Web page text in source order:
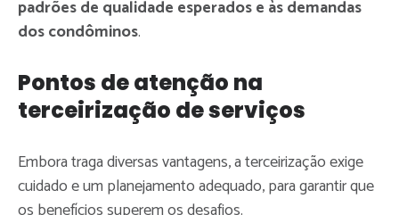
padrões de qualidade esperados e às demandas
dos condôminos.
Pontos de atenção na
terceirização de serviços
Embora traga diversas vantagens, a terceirização exige
cuidado e um planejamento adequado, para garantir que